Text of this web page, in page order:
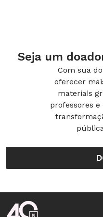
6. Finalize a
aprecie no espelho e
próximo momento
previsibilidade das
local, peça que ele
Seja um
Com sua
oferecer
materiais
professores
Rodapé da Nova Escola